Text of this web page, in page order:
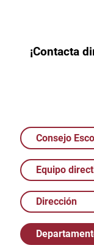
¡Contacta
Consejo
Equipo
Dirección